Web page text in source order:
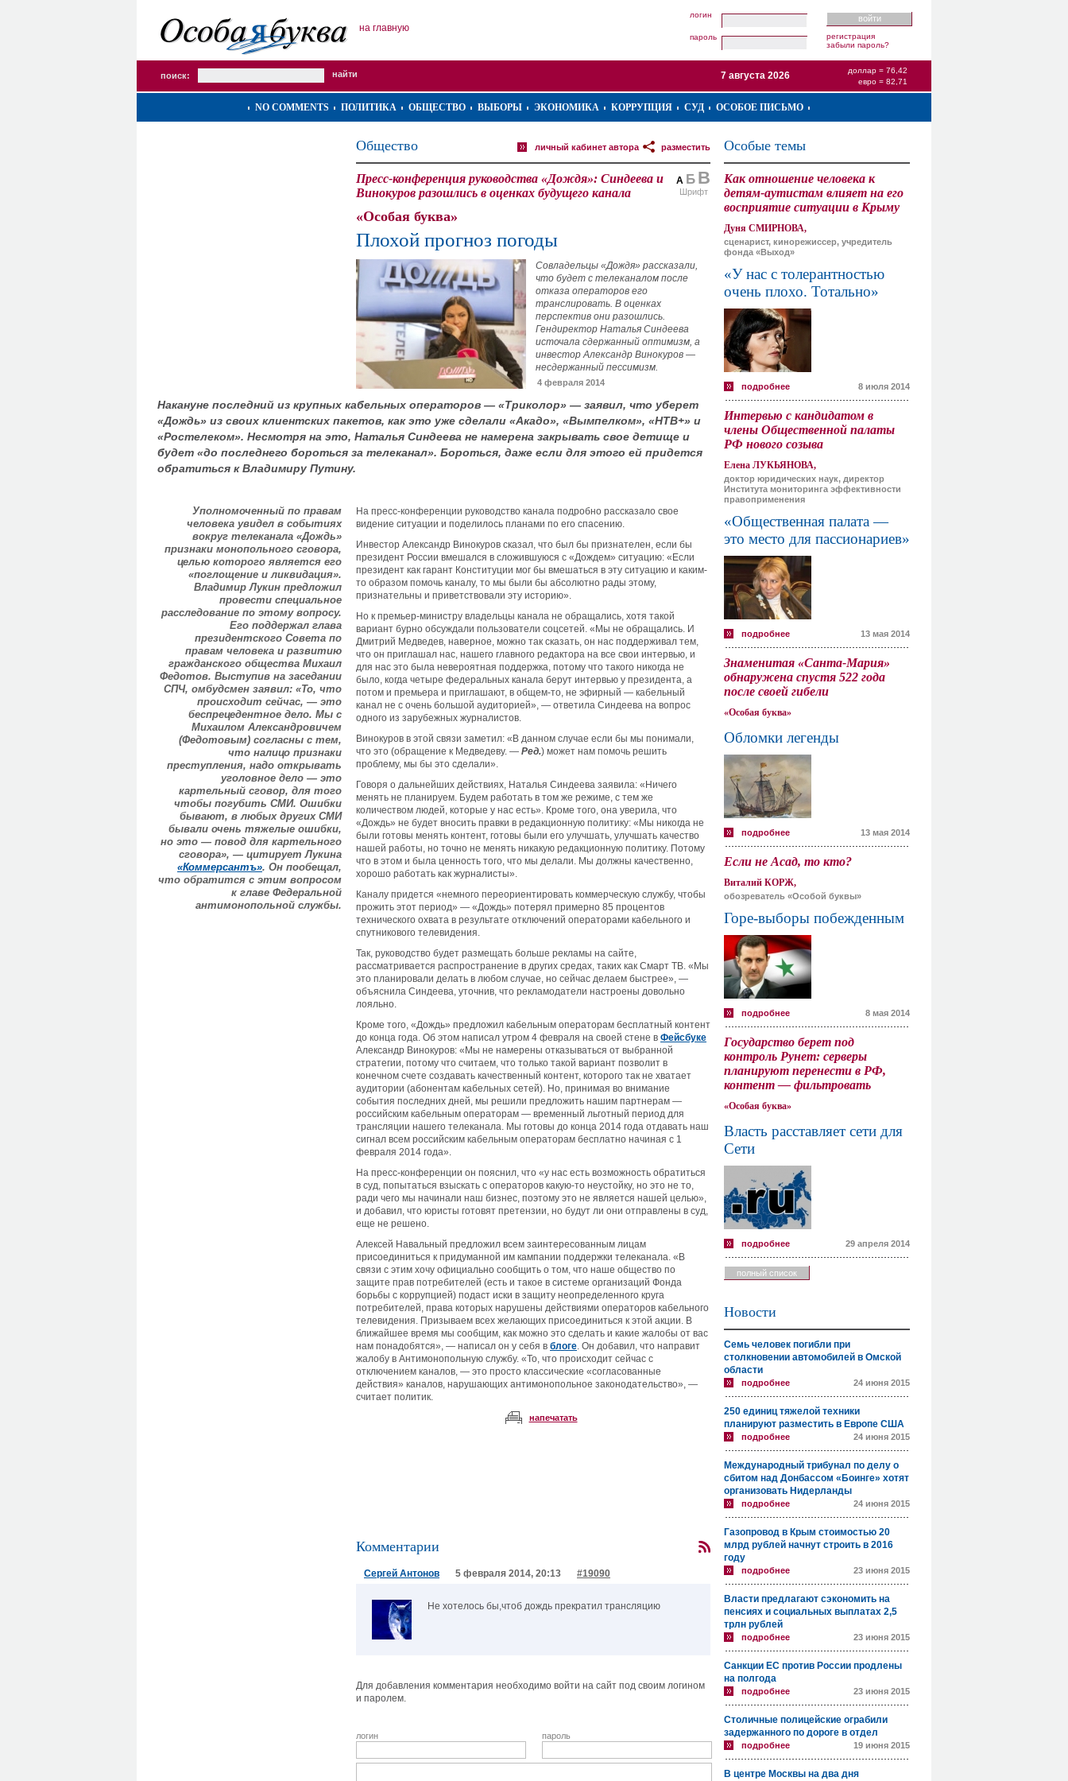
на главную
логин
пароль
регистрация
забыли пароль?
поиск:
доллар = 76,42
евро = 82,71
7 августа 2026
NO COMMENTS ПОЛИТИКА ОБЩЕСТВО ВЫБОРЫ ЭКОНОМИКА КОРРУПЦИЯ СУД ОСОБОЕ ПИСЬМО
Общество разместить
личный кабинет автора
А Б В
Шрифт
Пресс-конференция руководства «Дождя»: Синдеева и
Винокуров разошлись в оценках будущего канала
«Особая буква»
Плохой прогноз погоды
Совладельцы «Дождя» рассказали,
что будет с телеканалом после
отказа операторов его
транслировать. В оценках
перспектив они разошлись.
Гендиректор Наталья Синдеева
источала сдержанный оптимизм, а
инвестор Александр Винокуров —
несдержанный пессимизм.
4 февраля 2014
Накануне последний из крупных кабельных операторов — «Триколор» — заявил, что уберет
«Дождь» из своих клиентских пакетов, как это уже сделали «Акадо», «Вымпелком», «НТВ+» и
«Ростелеком». Несмотря на это, Наталья Синдеева не намерена закрывать свое детище и
будет «до последнего бороться за телеканал». Бороться, даже если для этого ей придется
обратиться к Владимиру Путину.
Уполномоченный по правам
человека увидел в событиях
вокруг телеканала «Дождь»
признаки монопольного сговора,
целью которого является его
«поглощение и ликвидация».
Владимир Лукин предложил
провести специальное
расследование по этому вопросу.
Его поддержал глава
президентского Совета по
правам человека и развитию
гражданского общества Михаил
Федотов. Выступив на заседании
СПЧ, омбудсмен заявил: «То, что
происходит сейчас, — это
беспрецедентное дело. Мы с
Михаилом Александровичем
(Федотовым) согласны с тем,
что налицо признаки
преступления, надо открывать
уголовное дело — это
картельный сговор, для того
чтобы погубить СМИ. Ошибки
бывают, в любых других СМИ
бывали очень тяжелые ошибки,
но это — повод для картельного
сговора», — цитирует Лукина
«Коммерсантъ». Он пообещал,
что обратится с этим вопросом
к главе Федеральной
антимонопольной службы.
На пресс-конференции руководство канала подробно рассказало свое
видение ситуации и поделилось планами по его спасению.
Инвестор Александр Винокуров сказал, что был бы признателен, если бы
президент России вмешался в сложившуюся с «Дождем» ситуацию: «Если
президент как гарант Конституции мог бы вмешаться в эту ситуацию и каким-
то образом помочь каналу, то мы были бы абсолютно рады этому,
признательны и приветствовали эту историю».
Но к премьер-министру владельцы канала не обращались, хотя такой
вариант бурно обсуждали пользователи соцсетей. «Мы не обращались. И
Дмитрий Медведев, наверное, можно так сказать, он нас поддерживал тем,
что он приглашал нас, нашего главного редактора на все свои интервью, и
для нас это была невероятная поддержка, потому что такого никогда не
было, когда четыре федеральных канала берут интервью у президента, а
потом и премьера и приглашают, в общем-то, не эфирный — кабельный
канал не с очень большой аудиторией», — ответила Синдеева на вопрос
одного из зарубежных журналистов.
Винокуров в этой связи заметил: «В данном случае если бы мы понимали,
что это (обращение к Медведеву. — Ред.) может нам помочь решить
проблему, мы бы это сделали».
Говоря о дальнейших действиях, Наталья Синдеева заявила: «Ничего
менять не планируем. Будем работать в том же режиме, с тем же
количеством людей, которые у нас есть». Кроме того, она уверила, что
«Дождь» не будет вносить правки в редакционную политику: «Мы никогда не
были готовы менять контент, готовы были его улучшать, улучшать качество
нашей работы, но точно не менять никакую редакционную политику. Потому
что в этом и была ценность того, что мы делали. Мы должны качественно,
хорошо работать как журналисты».
Каналу придется «немного переориентировать коммерческую службу, чтобы
прожить этот период» — «Дождь» потерял примерно 85 процентов
технического охвата в результате отключений операторами кабельного и
спутникового телевидения.
Так, руководство будет размещать больше рекламы на сайте,
рассматривается распространение в других средах, таких как Смарт ТВ. «Мы
это планировали делать в любом случае, но сейчас делаем быстрее», —
объяснила Синдеева, уточнив, что рекламодатели настроены довольно
лояльно.
Кроме того, «Дождь» предложил кабельным операторам бесплатный контент
до конца года. Об этом написал утром 4 февраля на своей стене в Фейсбуке
Александр Винокуров: «Мы не намерены отказываться от выбранной
стратегии, потому что считаем, что только такой вариант позволит в
конечном счете создавать качественный контент, которого так не хватает
аудитории (абонентам кабельных сетей). Но, принимая во внимание
события последних дней, мы решили предложить нашим партнерам —
российским кабельным операторам — временный льготный период для
трансляции нашего телеканала. Мы готовы до конца 2014 года отдавать наш
сигнал всем российским кабельным операторам бесплатно начиная с 1
февраля 2014 года».
На пресс-конференции он пояснил, что «у нас есть возможность обратиться
в суд, попытаться взыскать с операторов какую-то неустойку, но это не то,
ради чего мы начинали наш бизнес, поэтому это не является нашей целью»,
и добавил, что юристы готовят претензии, но будут ли они отправлены в суд,
еще не решено.
Алексей Навальный предложил всем заинтересованным лицам
присоединиться к придуманной им кампании поддержки телеканала. «В
связи с этим хочу официально сообщить о том, что наше общество по
защите прав потребителей (есть и такое в системе организаций Фонда
борьбы с коррупцией) подаст иски в защиту неопределенного круга
потребителей, права которых нарушены действиями операторов кабельного
телевидения. Призываем всех желающих присоединиться к этой акции. В
ближайшее время мы сообщим, как можно это сделать и какие жалобы от вас
нам понадобятся», — написал он у себя в блоге. Он добавил, что направит
жалобу в Антимонопольную службу. «То, что происходит сейчас с
отключением каналов, — это просто классические «согласованные
действия» каналов, нарушающих антимонопольное законодательство», —
считает политик.
напечатать
Комментарии
Сергей Антонов 5 февраля 2014, 20:13 #19090
Не хотелось бы,чтоб дождь прекратил трансляцию
Для добавления комментария необходимо войти на сайт под своим логином
и паролем.
логин пароль
Особые темы
Как отношение человека к
детям-аутистам влияет на его
восприятие ситуации в Крыму
Дуня СМИРНОВА,
сценарист, кинорежиссер, учредитель
фонда «Выход»
«У нас с толерантностью
очень плохо. Тотально»
подробнее 8 июля 2014
Интервью с кандидатом в
члены Общественной палаты
РФ нового созыва
Елена ЛУКЬЯНОВА,
доктор юридических наук, директор
Института мониторинга эффективности
правоприменения
«Общественная палата —
это место для пассионариев»
подробнее 13 мая 2014
Знаменитая «Санта-Мария»
обнаружена спустя 522 года
после своей гибели
«Особая буква»
Обломки легенды
подробнее 13 мая 2014
Если не Асад, то кто?
Виталий КОРЖ,
обозреватель «Особой буквы»
Горе-выборы побежденным
подробнее 8 мая 2014
Государство берет под
контроль Рунет: серверы
планируют перенести в РФ,
контент — фильтровать
«Особая буква»
Власть расставляет сети для
Сети
подробнее 29 апреля 2014
полный список
Новости
Семь человек погибли при
столкновении автомобилей в Омской
области
подробнее 24 июня 2015
250 единиц тяжелой техники
планируют разместить в Европе США
подробнее 24 июня 2015
Международный трибунал по делу о
сбитом над Донбассом «Боинге» хотят
организовать Нидерланды
подробнее 24 июня 2015
Газопровод в Крым стоимостью 20
млрд рублей начнут строить в 2016
году
подробнее 23 июня 2015
Власти предлагают сэкономить на
пенсиях и социальных выплатах 2,5
трлн рублей
подробнее 23 июня 2015
Санкции ЕС против России продлены
на полгода
подробнее 23 июня 2015
Столичные полицейские ограбили
задержанного по дороге в отдел
подробнее 19 июня 2015
В центре Москвы на два дня